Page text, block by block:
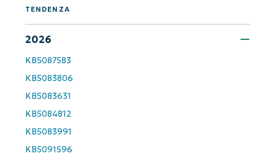
TENDENZA
2026
KB5087583
KB5083806
KB5083631
KB5084812
KB5083991
KB5091596
accesso completo a tutte le funzionalità.
First
and
last
name*
email*
Phone
number*
Paese